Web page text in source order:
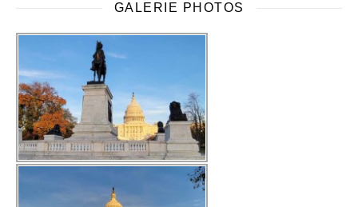
GALERIE PHOTOS